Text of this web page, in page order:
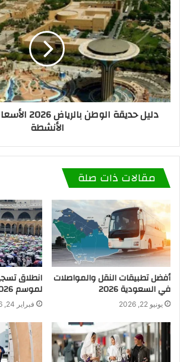
دليل حديقة
الأنشطة
مقالات ذات صلة
أفضل تطبيقات النقل والمواصلات
في السعودية 2026
يونيو 22, 2026
انطلاق
لموسم 2026 عبر تطبيق نسك
فبراير 24, 2026